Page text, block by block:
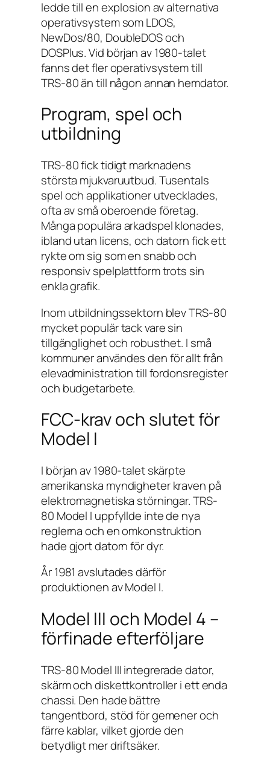
ledde till en explosion av alternativa
operativsystem som LDOS,
NewDos/80, DoubleDOS och
DOSPlus. Vid början av 1980-talet
fanns det fler operativsystem till
TRS-80 än till någon annan hemdator.
Program, spel och
utbildning
TRS-80 fick tidigt marknadens
största mjukvaruutbud. Tusentals
spel och applikationer utvecklades,
ofta av små oberoende företag.
Många populära arkadspel klonades,
ibland utan licens, och datorn fick ett
rykte om sig som en snabb och
responsiv spelplattform trots sin
enkla grafik.
Inom utbildningssektorn blev TRS-80
mycket populär tack vare sin
tillgänglighet och robusthet. I små
kommuner användes den för allt från
elevadministration till fordonsregister
och budgetarbete.
FCC-krav och slutet för
Model I
I början av 1980-talet skärpte
amerikanska myndigheter kraven på
elektromagnetiska störningar. TRS-
80 Model I uppfyllde inte de nya
reglerna och en omkonstruktion
hade gjort datorn för dyr.
År 1981 avslutades därför
produktionen av Model I.
Model III och Model 4 –
förfinade efterföljare
TRS-80 Model III integrerade dator,
skärm och diskettkontroller i ett enda
chassi. Den hade bättre
tangentbord, stöd för gemener och
färre kablar, vilket gjorde den
betydligt mer driftsäker.